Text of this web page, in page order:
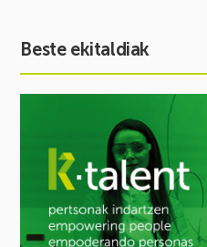
Beste ekitaldiak
STEAM
Zientzia
eta